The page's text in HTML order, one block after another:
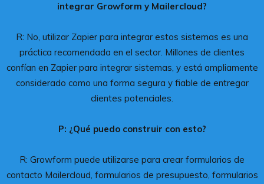
integrar Growform y Mailercloud?
R: No, utilizar Zapier para integrar estos sistemas es una
práctica recomendada en el sector. Millones de clientes
confían en Zapier para integrar sistemas, y está ampliamente
considerado como una forma segura y fiable de entregar
clientes potenciales.
P: ¿Qué puedo construir con esto?
R: Growform puede utilizarse para crear formularios de
contacto Mailercloud, formularios de presupuesto, formularios